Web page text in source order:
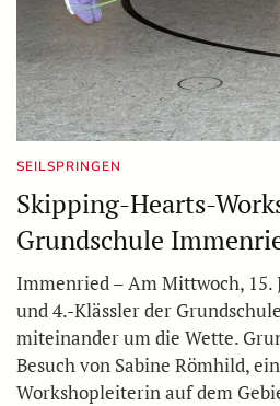
SEILSPRINGEN
Skipping-Hearts-
Grundschule
Immenried – Am Mittwoch, 15.
und 4.-Klässler der
miteinander um die Wette.
Besuch von Sabine Römhild,
Workshopleiterin auf dem